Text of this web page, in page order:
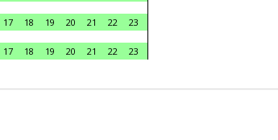
17 18 19 20 21 22
23
17 18 19 20 21 22
23